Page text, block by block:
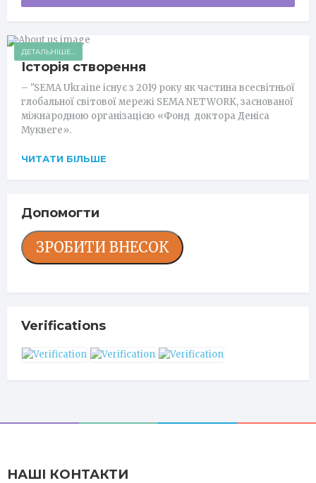
ДЕТАЛЬНІШЕ...
Історія створення
– "SEMA Ukraine існує з 2019 року як частина всесвітньої
глобальної світової мережі SEMA NETWORK, заснованої
міжнародною організацією «Фонд доктора Деніса
Муквеге».
ЧИТАТИ БІЛЬШЕ
Допомогти
ЗРОБИТИ ВНЕСОК
Verifications
НАШІ КОНТАКТИ